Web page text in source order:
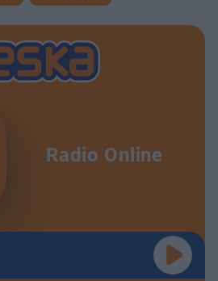
Radio Online